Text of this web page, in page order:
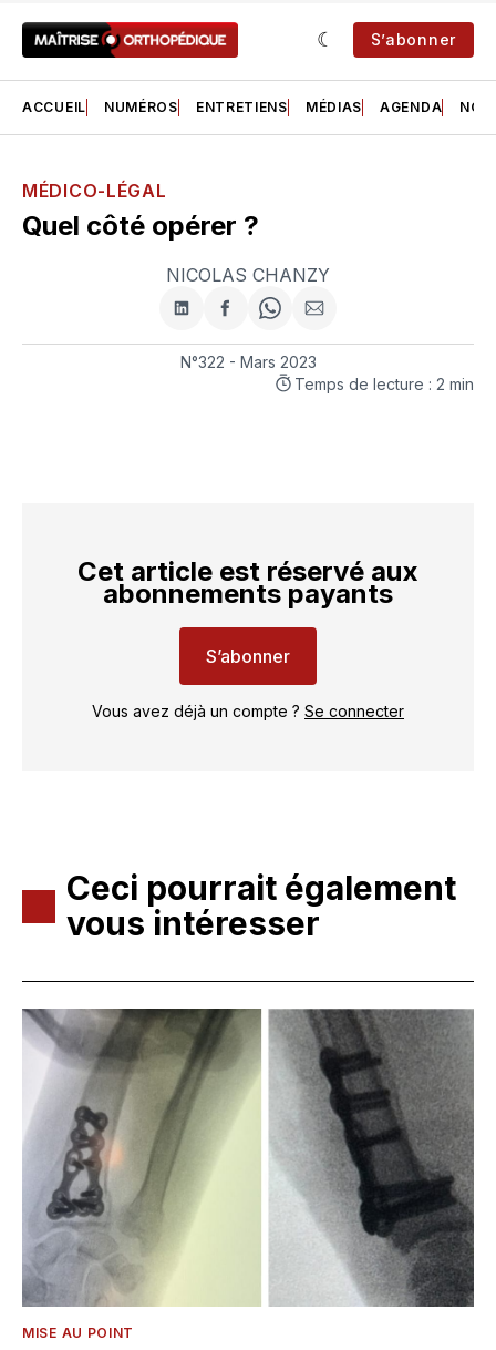
S’abonner
ACCUEIL NUMÉROS ENTRETIENS MÉDIAS AGENDA NOS
MÉDICO-LÉGAL
Quel côté opérer ?
NICOLAS CHANZY
Partager
sur
LinkedIn
Partager
sur
Facebook
Share
on
WhatsApp
Partager
par
courriel
N°322 - Mars 2023
Temps de lecture : 2 min
Cet article est réservé aux
abonnements payants
S’abonner
Vous avez déjà un compte ? Se connecter
Ceci pourrait également
vous intéresser
MISE AU POINT